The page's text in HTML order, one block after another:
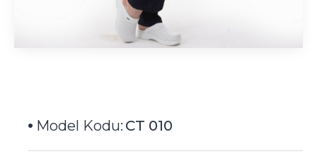
Model Kodu: CT 010